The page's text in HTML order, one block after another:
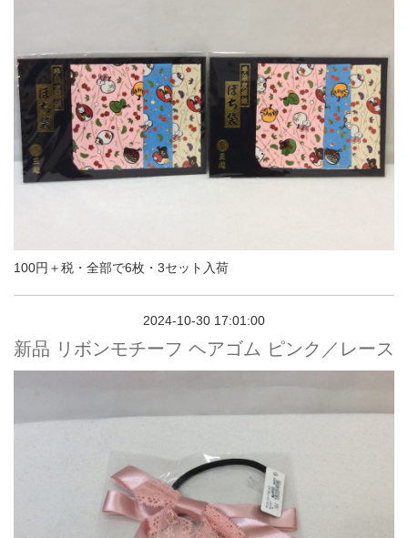
100円＋税・全部で6枚・3セット入荷
2024-10-30 17:01:00
新品 リボンモチーフ ヘアゴム ピンク／レース